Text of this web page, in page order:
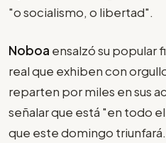
"o socialismo, o libertad".
Noboa ensalzó su popular
real que exhiben con
reparten por miles en sus
señalar que está "en todo
que este domingo triunfará.